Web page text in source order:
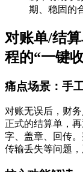
期、稳固的
对账单/结
程的“一键
痛点场景：手
对账无误后，财
正式的结算单，
字、盖章、回传
传输丢失等问题，